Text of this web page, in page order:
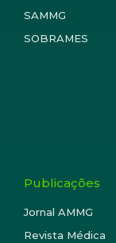
SAMMG
SOBRAMES
Publicações
Jornal AMMG
Revista Médica